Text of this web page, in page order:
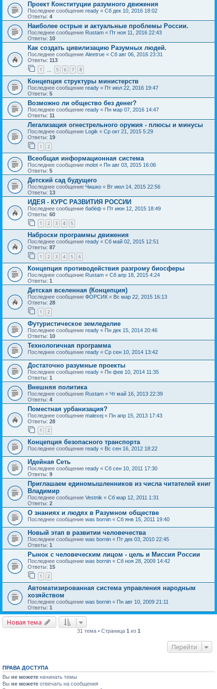
Проект Конституции разумного движения
Последнее сообщение ready « Сб дек 10, 2016 18:02
Ответы: 4
Наиболее острые и актуальные проблемы России.
Последнее сообщение Rustam « Пт ноя 11, 2016 22:43
Ответы: 10
Как создать цивилизацию Разумных людей.
Последнее сообщение Aleetrue « Сб авг 06, 2016 23:31
Ответы: 113
1 5 6 7 8
Концепция структуры министерств
Последнее сообщение ready « Пт июл 22, 2016 19:47
Ответы: 5
Возможно ли общество без денег?
Последнее сообщение ready « Пн мар 07, 2016 14:47
Ответы: 11
Легализация огнестрельного оружия - плюсы и минусы
Последнее сообщение Logik « Ср окт 21, 2015 5:29
Ответы: 19
1 2
Всеобщая информационная система
Последнее сообщение molot « Пн авг 03, 2015 16:06
Ответы: 5
Детский сад будущего
Последнее сообщение Чишко « Вт июл 14, 2015 22:56
Ответы: 13
ИДЕЯ - КУРС РАЗВИТИЯ РОССИИ
Последнее сообщение бабёф « Пт июн 12, 2015 18:49
Ответы: 60
1 2 3 4 5
Наброски программы движения
Последнее сообщение ready « Сб май 02, 2015 12:51
Ответы: 87
1 2 3 4 5 6
Концепция противодействия разгрому биосферы
Последнее сообщение Rustam « Сб апр 18, 2015 4:24
Ответы: 1
Детская вселенная (Концепция)
Последнее сообщение ФОРСИК « Вс мар 22, 2015 16:13
Ответы: 28
1 2
Футуристическое земледелие
Последнее сообщение ready « Пн дек 15, 2014 20:46
Ответы: 10
Технологичная программа
Последнее сообщение ready « Ср сен 10, 2014 13:42
Достаточно разумные проекты
Последнее сообщение ready « Пн фев 10, 2014 11:35
Ответы: 1
Внешняя политика
Последнее сообщение Rustam « Чт май 16, 2013 22:39
Ответы: 4
Поместная урбанизация?
Последнее сообщение malexej « Пн апр 15, 2013 17:43
Ответы: 28
1 2
Концепция безопасного транспорта
Последнее сообщение ready « Вс сен 16, 2012 18:22
Идейная Сеть
Последнее сообщение ready « Сб сен 10, 2011 17:30
Ответы: 9
Приглашаем единомышленников из числа читателей книг
Владимир
Последнее сообщение Vestnik « Сб мар 12, 2011 1:31
Ответы: 2
О знаниях и людях в Разумном обществе
Последнее сообщение was bornin « Сб янв 15, 2011 19:40
Новый этап в развитии человечества
Последнее сообщение was bornin « Пт дек 03, 2010 22:45
Ответы: 1
Рынок с человеческим лицом - цель и Миссия России
Последнее сообщение was bornin « Сб ноя 28, 2009 14:42
Ответы: 15
1 2
Автоматизированная система управления народным
хозяйством
Последнее сообщение was bornin « Пн авг 10, 2009 21:11
Ответы: 1
Новая тема
31 тема • Страница 1 из 1
Перейти
ПРАВА ДОСТУПА
Вы не можете начинать темы
Вы не можете отвечать на сообщения